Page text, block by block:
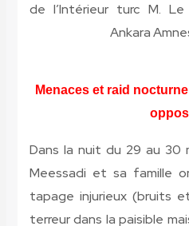
de l’Intérieur turc M. Le
Ankara
Menaces et raid
Dans la nuit du 29 au 30
Meessadi et sa famille
tapage injurieux (bruits
terreur dans la paisible